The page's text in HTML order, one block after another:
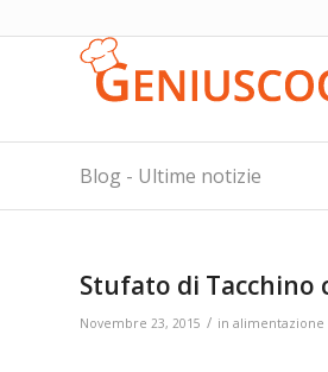
Blog - Ultime notizie
Stufato di Tacchino
Novembre 23, 2015 / in alimentazione